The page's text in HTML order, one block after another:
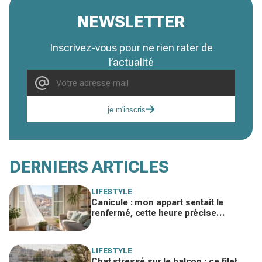
NEWSLETTER
Inscrivez-vous pour ne rien rater de
l’actualité
je m'inscris
DERNIERS ARTICLES
LIFESTYLE
Canicule : mon appart sentait le
renfermé, cette heure précise
LIFESTYLE